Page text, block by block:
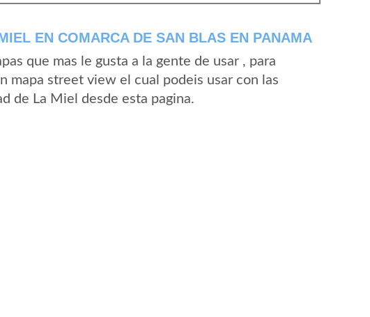
EN COMARCA DE SAN BLAS EN PANAMA
que mas le gusta a la gente de usar , para
mapa street view el cual podeis usar con las
de La Miel desde esta pagina.